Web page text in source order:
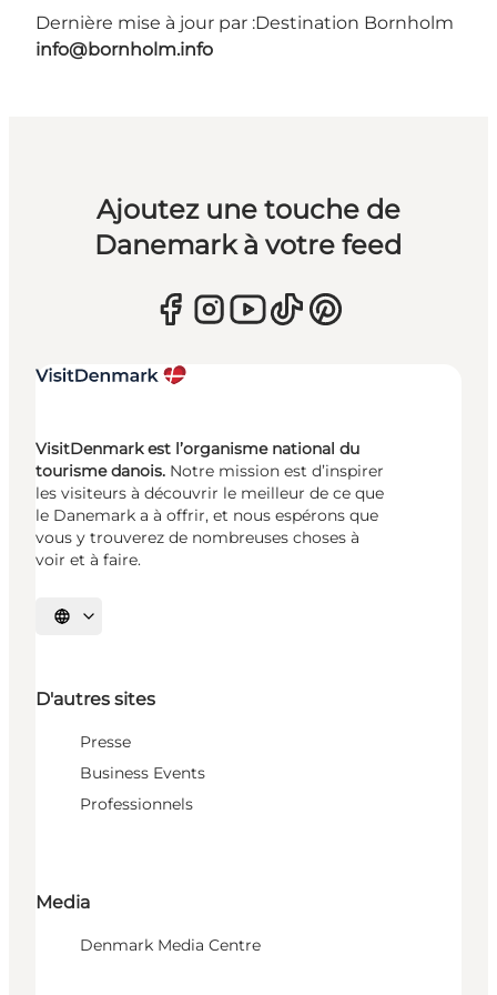
Dernière mise à jour par :Destination Bornholm
info@bornholm.info
Ajoutez une touche de
Danemark à votre feed
VisitDenmark est l’organisme national du
tourisme danois. Notre mission est d’inspirer
les visiteurs à découvrir le meilleur de ce que
le Danemark a à offrir, et nous espérons que
vous y trouverez de nombreuses choses à
voir et à faire.
Choisissez la langue
D'autres sites
Presse
Business Events
Professionnels
Media
Denmark Media Centre